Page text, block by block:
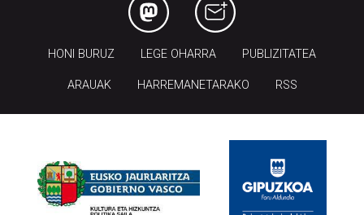
HONI BURUZ LEGE OHARRA PUBLIZITATEA
ARAUAK HARREMANETARAKO RSS